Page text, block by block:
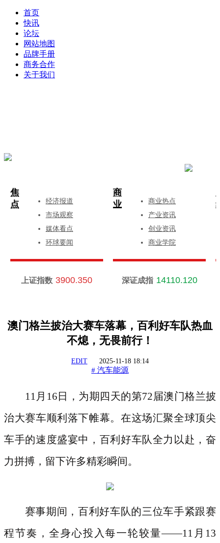
首页
快讯
论坛
网站地图
品牌手册
商务合作
关于我们
焦
点
经济报道
市场观察
媒体看点
环球要闻
商
业
商业热点
产业资讯
创业资讯
商业学院
上证指数 3900.350 深证成指 14110.120
澳门格兰披治大赛车落幕，百利好车队热血
不熄，无畏前行！
EDIT 2025-11-18 18:14
# 汽车能源
11月16日，为期四天的第72届澳门格兰披
治大赛车顺利落下帷幕。在这场汇聚全球顶尖
车手的速度盛宴中，百利好车队全力以赴，奋
力拼搏，留下许多精彩瞬间。
赛事期间，百利好车队的三位车手紧跟赛
程节奏，全身心投入每一轮较量——11月13